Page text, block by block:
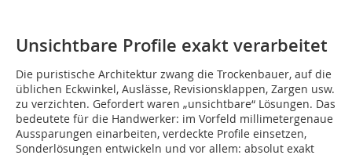
Unsichtbare Profile exakt verarbeitet
Die puristische Architektur zwang die Trockenbauer, auf die
üblichen Eckwinkel, Auslässe, Revisionsklappen, Zargen usw.
zu verzichten. Gefordert waren „unsichtbare“ Lösungen. Das
bedeutete für die Handwerker: im Vorfeld millimetergenaue
Aussparungen einarbeiten, verdeckte Profile einsetzen,
Sonderlösungen entwickeln und vor allem: absolut exakt